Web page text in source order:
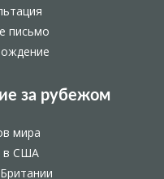
письмо
за рубежом
мира
в США